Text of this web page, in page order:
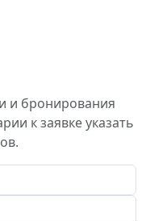
и бронирования
к заявке указать